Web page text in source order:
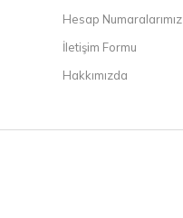
Hesap Numaralarımız
İletişim Formu
Hakkımızda